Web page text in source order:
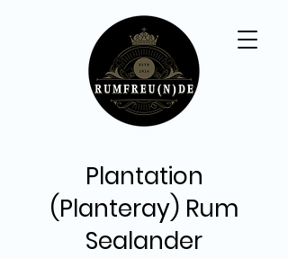
Plantation
(Planteray) Rum
Sealander